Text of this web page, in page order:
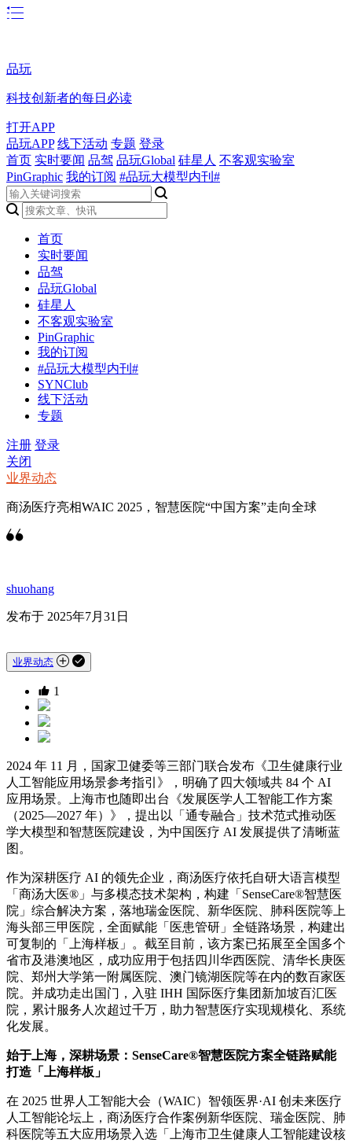
品玩
科技创新者的每日必读
打开APP
品玩APP 线下活动 专题 登录
首页 实时要闻 品驾 品玩Global 硅星人 不客观实验室
PinGraphic 我的订阅 #品玩大模型内刊#
首页
实时要闻
品驾
品玩Global
硅星人
不客观实验室
PinGraphic
我的订阅
#品玩大模型内刊#
SYNClub
线下活动
专题
注册 登录
关闭
业界动态
商汤医疗亮相WAIC 2025，智慧医院“中国方案”走向全球
shuohang
发布于 2025年7月31日
业界动态
1
2024 年 11 月，国家卫健委等三部门联合发布《卫生健康行业
人工智能应用场景参考指引》，明确了四大领域共 84 个 AI
应用场景。上海市也随即出台《发展医学人工智能工作方案
（2025—2027 年）》，提出以「通专融合」技术范式推动医
学大模型和智慧医院建设，为中国医疗 AI 发展提供了清晰蓝
图。
作为深耕医疗 AI 的领先企业，商汤医疗依托自研大语言模型
「商汤大医®」与多模态技术架构，构建「SenseCare®智慧医
院」综合解决方案，落地瑞金医院、新华医院、肺科医院等上
海头部三甲医院，全面赋能「医患管研」全链路场景，构建出
可复制的「上海样板」。截至目前，该方案已拓展至全国多个
省市及港澳地区，成功应用于包括四川华西医院、清华长庚医
院、郑州大学第一附属医院、澳门镜湖医院等在内的数百家医
院。并成功走出国门，入驻 IHH 国际医疗集团新加坡百汇医
院，累计服务人次超过千万，助力智慧医疗实现规模化、系统
化发展。
始于上海，深耕场景：SenseCare®智慧医院方案全链路赋能
打造「
上海样板」
在 2025 世界人工智能大会（WAIC）智领医界·AI 创未来医疗
人工智能论坛上，商汤医疗合作案例新华医院、瑞金医院、肺
科医院等五大应用场景入选「上海市卫生健康人工智能建设核